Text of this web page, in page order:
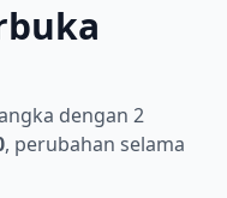
dengan 2
, perubahan selama